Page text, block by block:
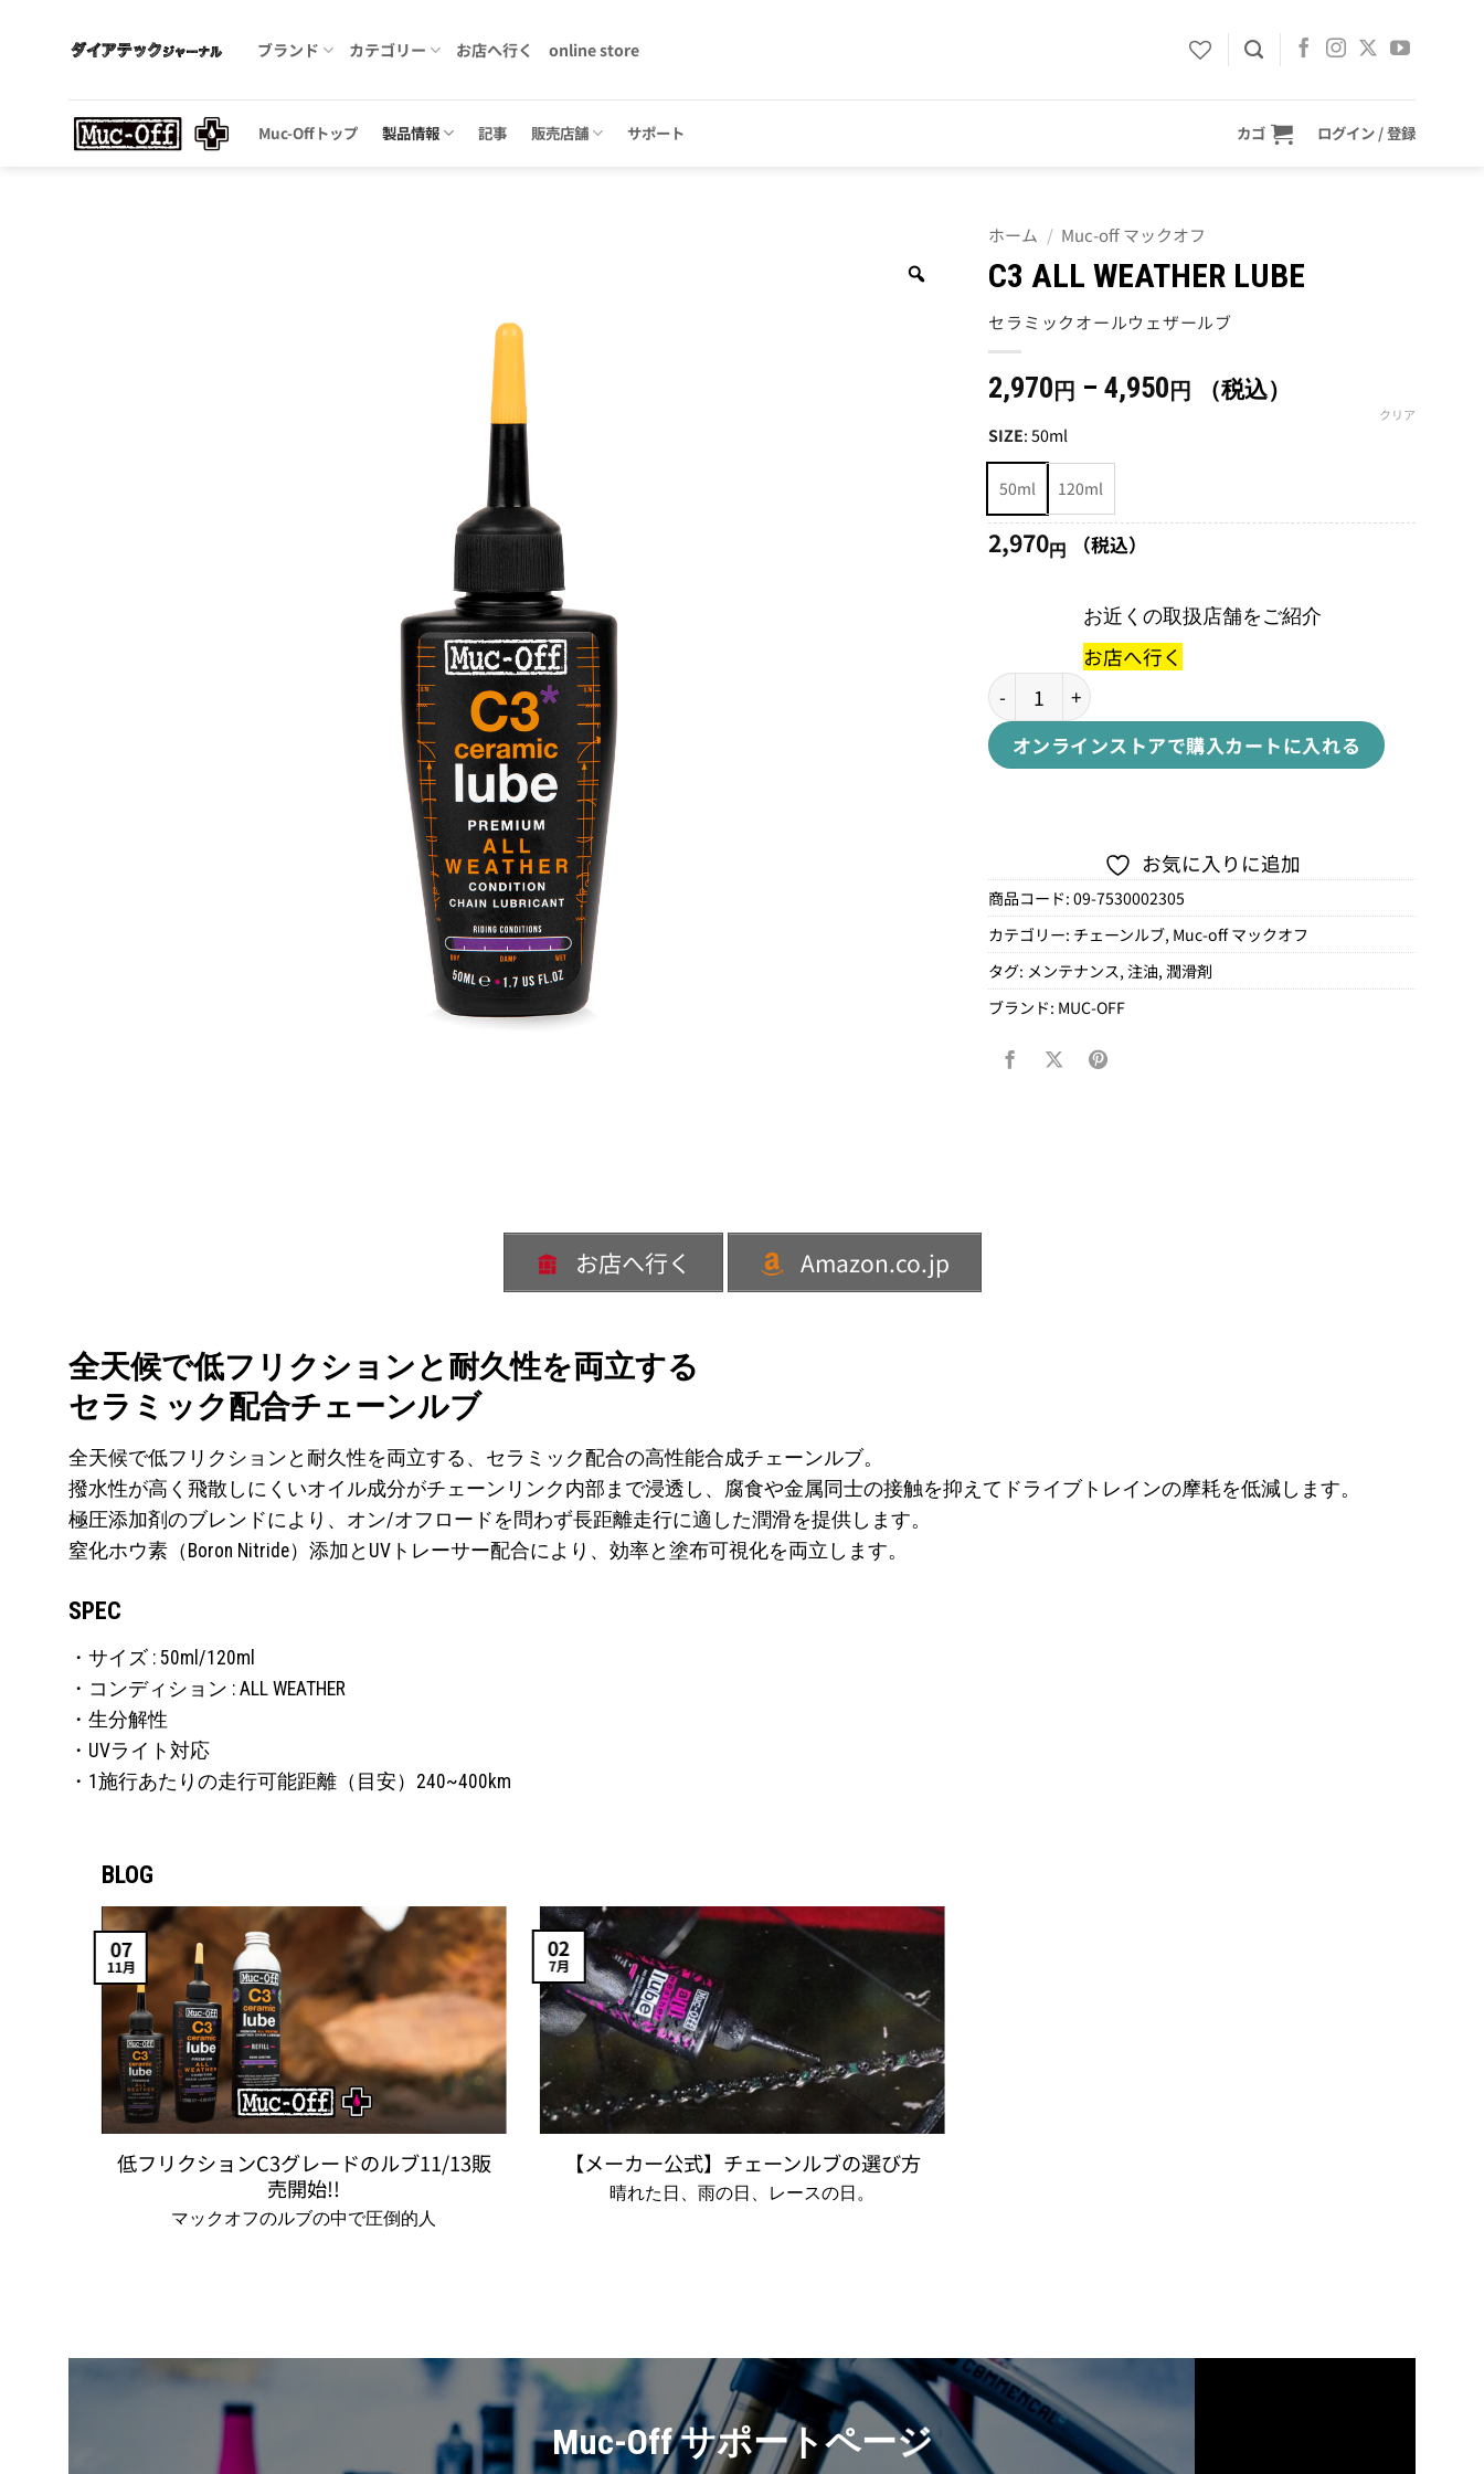
ブランド カテゴリー お店へ行く online store
Muc-Offトップ 製品情報 記事 販売店舗 サポート カゴ ログイン / 登録
ホーム / Muc-off マックオフ
C3 ALL WEATHER LUBE
セラミックオールウェザールブ
2,970 円 –4,950 円
価
–
（税込）
SIZE:50ml
50ml 120ml
クリア
2,970円 （税込）
お近くの取扱店舗をご紹介
お店へ行く
C3 ALL WEATHER LUBEセラミックオールウェザールブ個
オンラインストアで購入カートに入れる
お気に入りに追加
商品コード:09-7530002305
カテゴリー: チェーンルブ, Muc-off マックオフ
タグ: メンテナンス,注油,潤滑剤
ブランド: MUC-OFF
お店へ行く Amazon.co.jp
全天候で低フリクションと耐久性を両立する
セラミック配合チェーンルブ
全天候で低フリクションと耐久性を両立する、セラミック配合の高性能合成チェーンルブ。
撥水性が高く飛散しにくいオイル成分がチェーンリンク内部まで浸透し、腐食や金属同士の接触を抑えてドライブトレインの摩耗を低減します。
極圧添加剤のブレンドにより、オン/オフロードを問わず長距離走行に適した潤滑を提供します。
窒化ホウ素（Boron Nitride）添加とUVトレーサー配合により、効率と塗布可視化を両立します。
SPEC
・サイズ : 50ml/120ml
・コンディション : ALL WEATHER
・生分解性
・UVライト対応
・1施行あたりの走行可能距離（目安）240~400km
BLOG
低フリクションC3グレードのルブ11/13販
売開始!!
マックオフのルブの中で圧倒的人
07
11月
【メーカー公式】チェーンルブの選び方
晴れた日、雨の日、レースの日。
02
7月
Muc-Off サポートページ